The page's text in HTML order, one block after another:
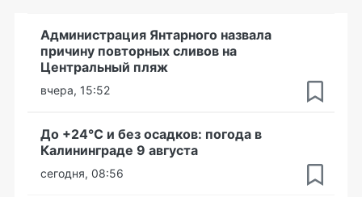
Администрация Янтарного назвала
причину повторных сливов на
Центральный пляж
вчера, 15:52
До +24°С и без осадков: погода в
Калининграде 9 августа
сегодня, 08:56